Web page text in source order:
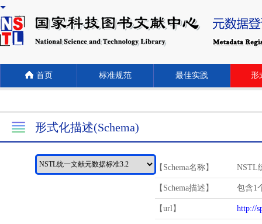
首页 标准规范 最佳实践 形
形式化描述(Schema)
【Schema名称】 NSTL
【Schema描述】 包含1
【url】 http://